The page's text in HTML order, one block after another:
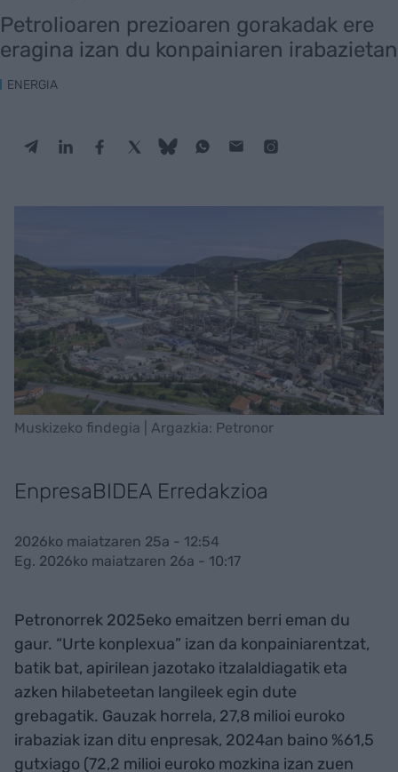
Petrolioaren prezioaren gorakadak ere
eragina izan du konpainiaren irabazietan
ENERGIA
Muskizeko findegia | Argazkia: Petronor
EnpresaBIDEA Erredakzioa
2026ko maiatzaren 25a - 12:54
Eg. 2026ko maiatzaren 26a - 10:17
Petronorrek 2025eko emaitzen berri eman du
gaur. “Urte konplexua” izan da konpainiarentzat,
batik bat, apirilean jazotako itzalaldiagatik eta
azken hilabeteetan langileek egin dute
grebagatik. Gauzak horrela, 27,8 milioi euroko
irabaziak izan ditu enpresak, 2024an baino %61,5
gutxiago (72,2 milioi euroko mozkina izan zuen